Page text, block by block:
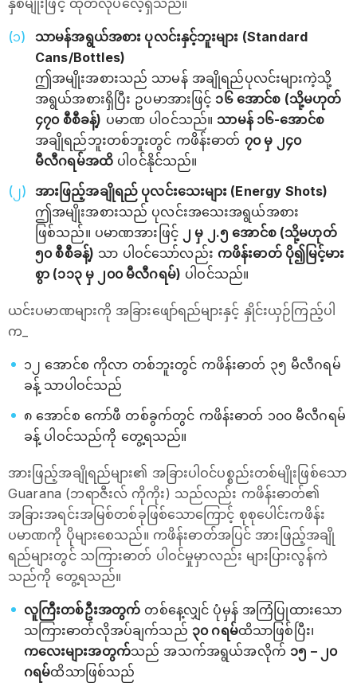
နှစ်မျိုးဖြင့် ထုတ်လုပ်လေ့ရှိသည်။
သာမန်အရွယ်အစား ပုလင်းနှင့်ဘူးများ (Standard
Cans/Bottles)
ဤအမျိုးအစားသည် သာမန် အချိုရည်ပုလင်းများကဲ့သို့
အရွယ်အစားရှိပြီး ဥပမာအားဖြင့် ၁၆ အောင်စ (သို့မဟုတ်
၄၇၀ စီစီခန့်) ပမာဏ ပါဝင်သည်။ သာမန် ၁၆-အောင်စ
အချိုရည်ဘူးတစ်ဘူးတွင် ကဖိန်းဓာတ် ၇၀ မှ ၂၄၀
မီလီဂရမ်အထိ ပါဝင်နိုင်သည်။
အားဖြည့်အချိုရည် ပုလင်းသေးများ (Energy Shots)
ဤအမျိုးအစားသည် ပုလင်းအသေးအရွယ်အစား
ဖြစ်သည်။ ပမာဏအားဖြင့်
၂ မှ ၂.၅ အောင်စ (သို့မဟုတ်
၅၀ စီစီခန့်) သာ ပါဝင်သော်လည်း ကဖိန်းဓာတ် ပို၍မြင့်မား
စွာ (၁၁၃ မှ ၂၀၀ မီလီဂရမ်) ပါဝင်သည်။
ယင်းပမာဏများကို အခြားဖျော်ရည်များနှင့် နှိုင်းယှဉ်ကြည့်ပါ
က_
၁၂ အောင်စ ကိုလာ တစ်ဘူးတွင် ကဖိန်းဓာတ် ၃၅ မီလီဂရမ်
ခန့် သာပါဝင်သည်
၈ အောင်စ ကော်ဖီ တစ်ခွက်တွင် ကဖိန်းဓာတ် ၁၀၀ မီလီဂရမ်
ခန့် ပါဝင်သည်ကို တွေ့ရသည်။
အားဖြည့်အချိုရည်များ၏ အခြားပါဝင်ပစ္စည်းတစ်မျိုးဖြစ်သော
Guarana (ဘရာဇီးလ် ကိုကိုး) သည်လည်း ကဖိန်းဓာတ်၏
အခြားအရင်းအမြစ်တစ်ခုဖြစ်သောကြောင့် စုစုပေါင်းကဖိန်း
ပမာဏကို ပိုများစေသည်။ ကဖိန်းဓာတ်အပြင် အားဖြည့်အချို
ရည်များတွင် သကြားဓာတ် ပါဝင်မှုမှာလည်း များပြားလွန်ကဲ
သည်ကို တွေ့ရသည်။
လူကြီးတစ်ဦးအတွက် တစ်နေ့လျှင် ပုံမှန် အကြံပြုထားသော
သကြားဓာတ်လိုအပ်ချက်သည် ၃၀ ဂရမ်ထိသာဖြစ်ပြီး၊
ကလေးများအတွက်သည် အသက်အရွယ်အလိုက် ၁၅ – ၂၀
ဂရမ်ထိသာဖြစ်သည်